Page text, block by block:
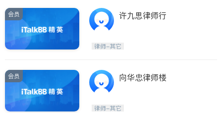
会员 许九思律师行
律师-其它
会员 向华忠律师楼
律师-其它